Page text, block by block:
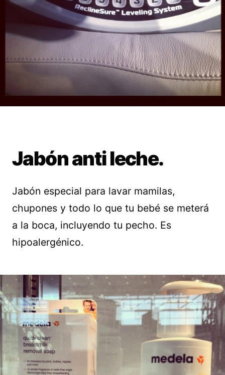
Jabón anti leche.
Jabón especial para lavar mamilas,
chupones y todo lo que tu bebé se meterá
a la boca, incluyendo tu pecho. Es
hipoalergénico.